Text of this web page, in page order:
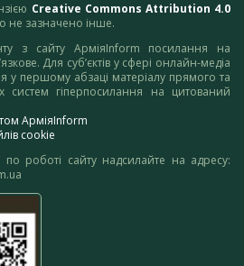
Creative Commons Attribution 4.0
не зазначено інше.
з сайту АрміяInform посилання на
Для суб’єктів у сфері онлайн-медіа
у першому абзаці матеріалу прямого та
систем гіперпосилання на цитований
АрміяInform
cookie
по роботі сайту надсилайте на адресу: